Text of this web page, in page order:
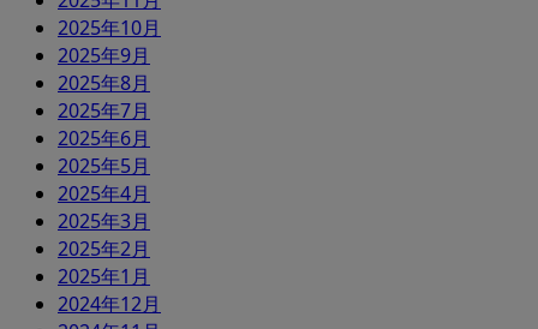
2025年10月
2025年9月
2025年8月
2025年7月
2025年6月
2025年5月
2025年4月
2025年3月
2025年2月
2025年1月
2024年12月